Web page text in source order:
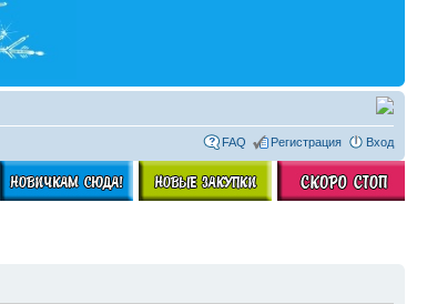
FAQ Регистрация Вход